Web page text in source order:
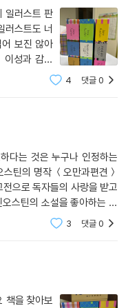
풍자와 심리 묘사의 보고
마음이 가는 것은, 어딘지
예요. 한마디로 ‘내향형 인
자신감 넘치는 다른 여성 주
며 소심하고 진지하게 자랐
의범절을 엄격하게 내면화
하는 것은 자신을 돌봐 준
로도 ‘배덕’인 이 사랑을 지
작가인 제인 오스틴을 가
상황에서, 오스틴은 자산가
. 이유는, 패니 프라이스의
사람한테 마음이 없어요.”
일러스트 판
러스트도 너
보진 않아
출판 해 주
4 댓글0
다는 것은 누구나 인정하는
스틴의 명작 ＜오만과편견＞
으로 독자들의 사랑을 받고
스틴의 소설을 좋아하는 나
. 번역이 깔끔하고 읽기 수
3 댓글0
책을 찾아보